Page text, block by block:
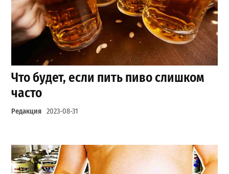
Что будет, если пить пиво слишком
часто
Редакция 2023-08-31